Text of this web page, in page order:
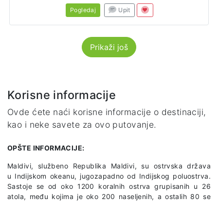
Pogledaj Upit
Prikaži još
Korisne informacije
Ovde ćete naći korisne informacije o destinaciji,
kao i neke savete za ovo putovanje.
OPŠTE INFORMACIJE:
Maldivi, službeno Republika Maldivi, su ostrvska država
u Indijskom okeanu, jugozapadno od Indijskog poluostrva.
Sastoje se od oko 1200 koralnih ostrva grupisanih u 26
atola, među kojima je oko 200 naseljenih, a ostalih 80 se